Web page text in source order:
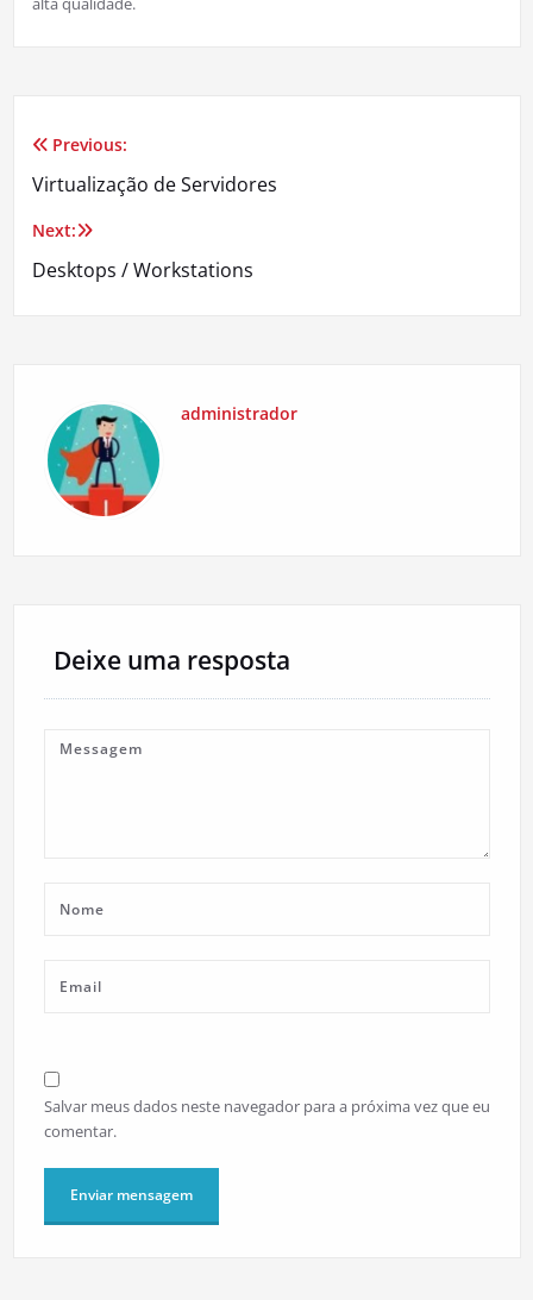
Navegação
de
Post
Previous:
Virtualização de Servidores
Next:
Desktops / Workstations
administrador
Deixe uma resposta
Salvar meus dados neste navegador para a próxima vez que eu
comentar.